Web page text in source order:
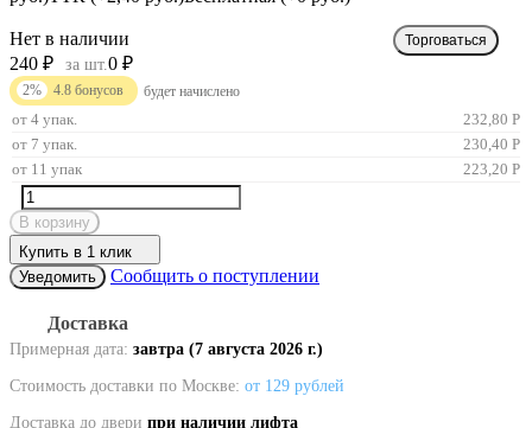
Нет в наличии
240 ₽ за шт.0 ₽
2% 4.8 бонусов будет начислено
от 4 упак. 232,80 Р
от 7 упак.
230,40 Р
от 11 упак
223,20 Р
В корзину
Купить в 1 клик
Уведомить
Сообщить о поступлении
Торговаться
Доставка
Примерная дата: завтра (7 августа 2026 г.)
Стоимость доставки по Москве: от 129 рублей
Доставка до двери при наличии лифта